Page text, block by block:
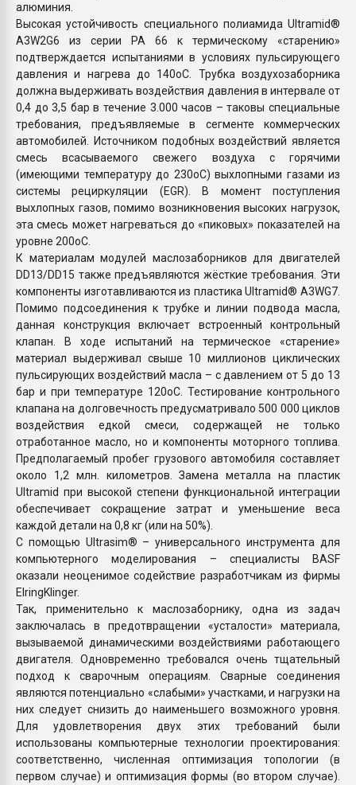
алюминия.
Высокая устойчивость специального полиамида Ultramid®
A3W2G6 из серии PA 66 к термическому «старению»
подтверждается испытаниями в условиях пульсирующего
давления и нагрева до 140оС. Трубка воздухозаборника
должна выдерживать воздействия давления в интервале от
0,4 до 3,5 бар в течение 3.000 часов – таковы специальные
требования, предъявляемые в сегменте коммерческих
автомобилей. Источником подобных воздействий является
смесь всасываемого свежего воздуха с горячими
(имеющими температуру до 230оС) выхлопными газами из
системы рециркуляции (EGR). В момент поступления
выхлопных газов, помимо возникновения высоких нагрузок,
эта смесь может нагреваться до «пиковых» показателей на
уровне 200оС.
К материалам модулей маслозаборников для двигателей
DD13/DD15 также предъявляются жёсткие требования. Эти
компоненты изготавливаются из пластика Ultramid® A3WG7.
Помимо подсоединения к трубке и линии подвода масла,
данная конструкция включает встроенный контрольный
клапан. В ходе испытаний на термическое «старение»
материал выдерживал свыше 10 миллионов циклических
пульсирующих воздействий масла – с давлением от 5 до 13
бар и при температуре 120оС. Тестирование контрольного
клапана на долговечность предусматривало 500 000 циклов
воздействия едкой смеси, содержащей не только
отработанное масло, но и компоненты моторного топлива.
Предполагаемый пробег грузового автомобиля составляет
около 1,2 млн. километров. Замена металла на пластик
Ultramid при высокой степени функциональной интеграции
обеспечивает сокращение затрат и уменьшение веса
каждой детали на 0,8 кг (или на 50%).
С помощью Ultrasim® – универсального инструмента для
компьютерного моделирования – специалисты BASF
оказали неоценимое содействие разработчикам из фирмы
ElringKlinger.
Так, применительно к маслозаборнику, одна из задач
заключалась в предотвращении «усталости» материала,
вызываемой динамическими воздействиями работающего
двигателя. Одновременно требовался очень тщательный
подход к сварочным операциям. Сварные соединения
являются потенциально «слабыми» участками, и нагрузки на
них следует снизить до наименьшего возможного уровня.
Для удовлетворения двух этих требований были
использованы компьютерные технологии проектирования:
соответственно, численная оптимизация топологии (в
первом случае) и оптимизация формы (во втором случае).